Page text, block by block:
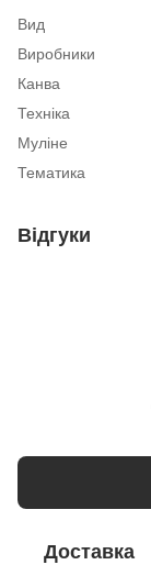
Вид
Виробники
Канва
Техніка
Муліне
Тематика
Відгуки
Доставка